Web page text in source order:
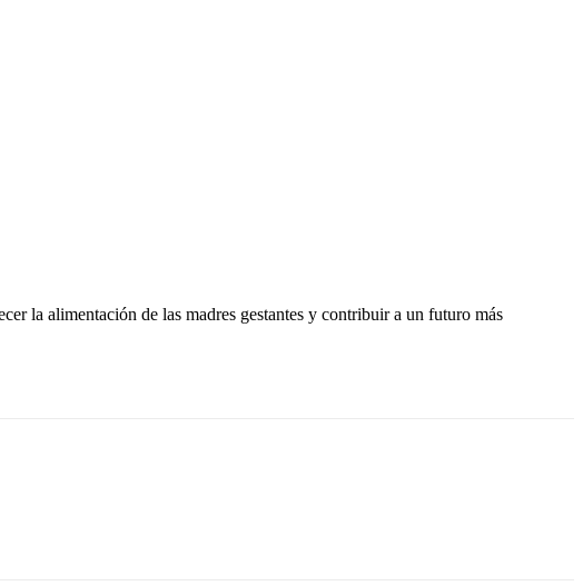
la alimentación de las madres gestantes y contribuir a un futuro más